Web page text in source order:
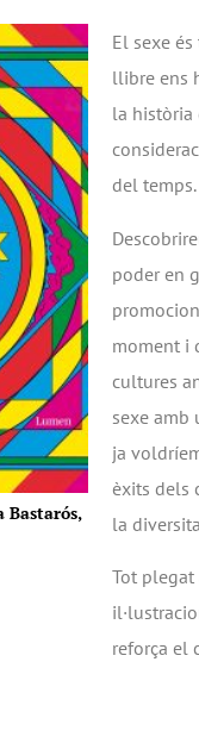
Bastarós,
El sexe
llibre ens
la història
del temps.
poder en
moment i
cultures
sexe amb
ja
èxits dels
la
Tot plegat
reforça el